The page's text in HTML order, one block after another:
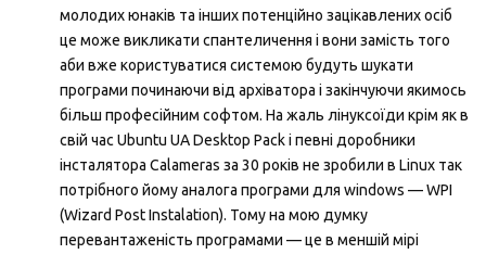
молодих юнаків та інших потенційно зацікавлених осіб
це може викликати спантеличення і вони замість того
аби вже користуватися системою будуть шукати
програми починаючи від архіватора і закінчуючи якимось
більш професійним софтом. На жаль лінуксоїди крім як в
свій час Ubuntu UA Desktop Pack і певні доробники
інсталятора Calameras за 30 років не зробили в Linux так
потрібного йому аналога програми для windows — WPI
(Wizard Post Instalation). Тому на мою думку
перевантаженість програмами — це в меншій мірі